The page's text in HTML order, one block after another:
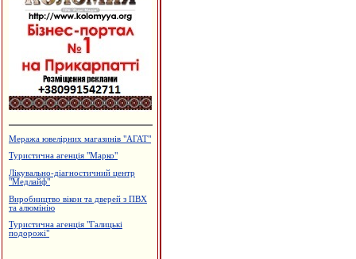
Кафе "Fresh"
Меблі і меблева фурнітура
Виробництво солоду, ВАТ
"Дятьківці"
Магазин-склад "Теплий дім",
утеплення фасадів
Сімейний пансіон "На Куті"